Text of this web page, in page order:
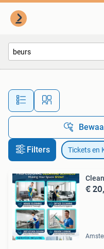
Alle
Filters Tickets en
€